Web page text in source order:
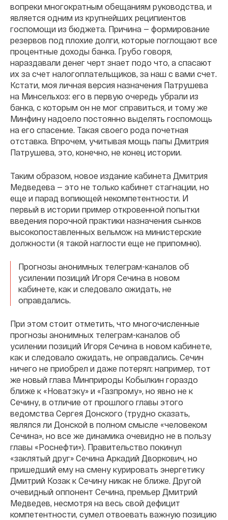
вопреки многократным обещаниям руководства, и
является одним из крупнейших реципиентов
госпомощи из бюджета. Причина — формирование
резервов под плохие долги, которые поглощают все
процентные доходы банка. Грубо говоря,
нараздавали денег черт знает подо что, а спасают
их за счет налогоплательщиков, за наш с вами счет.
Кстати, моя личная версия назначения Патрушева
на Минсельхоз: его в первую очередь убрали из
банка, с которым он не мог справиться, и тому же
Минфину надоело постоянно выделять госпомощь
на его спасение. Такая своего рода почетная
отставка. Впрочем, учитывая мощь папы Дмитрия
Патрушева, это, конечно, не конец истории.
Таким образом, новое издание кабинета Дмитрия
Медведева — это не только кабинет стагнации, но
еще и парад вопиющей некомпетентности. И
первый в истории пример откровенной попытки
введения порочной практики назначения сынков
высокопоставленных вельмож на министерские
должности (я такой наглости еще не припомню).
Прогнозы анонимных телеграм-каналов об
усилении позиций Игоря Сечина в новом
кабинете, как и следовало ожидать, не
оправдались.
При этом стоит отметить, что многочисленные
прогнозы анонимных телеграм-каналов об
усилении позиций Игоря Сечина в новом кабинете,
как и следовало ожидать, не оправдались. Сечин
ничего не приобрел и даже потерял: например, тот
же новый глава Минприроды Кобылкин гораздо
ближе к «Новатэку» и «Газпрому», но явно не к
Сечину, в отличие от прошлого главы этого
ведомства Сергея Донского (трудно сказать,
являлся ли Донской в полном смысле «человеком
Сечина», но все же динамика очевидно не в пользу
главы «Роснефти»). Правительство покинул
«заклятый друг» Сечина Аркадий Дворкович, но
пришедший ему на смену курировать энергетику
Дмитрий Козак к Сечину никак не ближе. Другой
очевидный оппонент Сечина, премьер Дмитрий
Медведев, несмотря на весь свой дефицит
компетентности, сумел отвоевать важную позицию